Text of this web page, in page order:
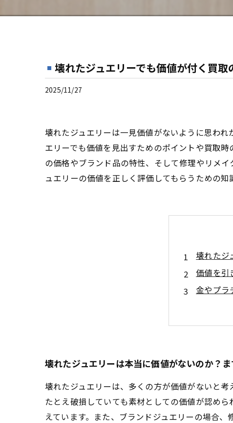
壊れたジュエリーでも価値が付く買取
2025/11/27
壊れたジュエリーは一見価値がないように思わ
エリーでも価値を見出すためのポイントや買取
の価格やブランド品の特性、そして修理やリメ
ュエリーの価値を正しく評価してもらうための
壊れたジ
価値を引
金やプラ
賢く査
修理やリ
初心者必
壊れたジュエリーは本当に価値がないのか？
壊れたジュエリーは、多くの方が価値がないと
たとえ破損していても素材としての価値が認め
えています。また、ブランドジュエリーの場合